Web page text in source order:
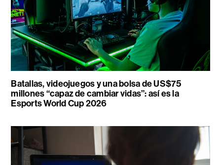
Batallas, videojuegos y una bolsa de US$75
millones “capaz de cambiar vidas”: así es la
Esports World Cup 2026